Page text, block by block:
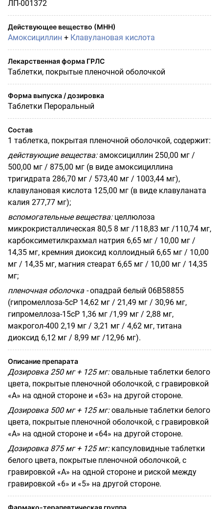
ЛП-001372
Действующее вещество (МНН)
Амоксициллин + Клавулановая кислота
Лекарственная форма ГРЛС
Таблетки, покрытые пленочной оболочкой
Форма выпуска / дозировка
Таблетки Пероральный
Состав
1 таблетка, покрытая пленочной оболочкой, содержит:
действующие вещества:амоксициллин 250,00 мг /
500,00 мг / 875,00 мг (в виде амоксициллина
тригидрата 286,70 мг / 573,40 мг / 1003,44 мг),
клавулановая кислота 125,00 мг (в виде клавуланата
калия 277,77 мг);
вспомогательные вещества:целлюлоза
микрокристаллическая 80,5 8 мг /118,83 мг /110,74 мг,
карбоксиметилкрахмал натрия 6,65 мг / 10,00 мг /
14,35 мг, кремния диоксид коллоидный 6,65 мг / 10,00
мг / 14,35 мг, магния стеарат 6,65 мг / 10,00 мг / 14,35
мг;
пленочная оболочка -опадрай белый 06В58855
(гипромеллоза-5сР 14,62 мг / 21,49 мг / 30,96 мг,
гипромеллоза-15сР 1,36 мг /1,99 мг / 2,88 мг,
макрогол-400 2,19 мг / 3,21 мг / 4,62 мг, титана
диоксид 6,12 мг / 8,99 мг /12,96 мг).
Описание препарата
Дозировка 250 мг + 125 мг:овальные таблетки белого
цвета, покрытые пленочной оболочкой, с гравировкой
«А» на одной стороне и «63» на другой стороне.
Дозировка 500 мг + 125 мг:овальные таблетки белого
цвета, покрытые пленочной оболочкой, с гравировкой
«А» на одной стороне и «64» на другой стороне.
Дозировка 875 мг + 125 мг:капсуловидные таблетки
белого цвета, покрытые пленочной оболочкой, с
гравировкой «А» на одной стороне и риской между
гравировкой «6» и «5» на другой стороне.
Фармако-терапевтическая группа